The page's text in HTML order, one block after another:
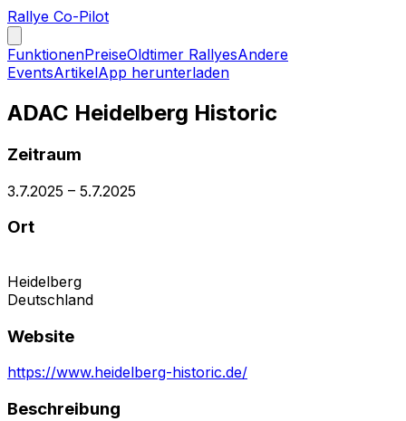
Rallye Co-Pilot
FunktionenPreiseOldtimer RallyesAndere
EventsArtikelApp herunterladen
ADAC Heidelberg Historic
Zeitraum
3.7.2025 – 5.7.2025
Ort
Heidelberg
Deutschland
Website
https://www.heidelberg-historic.de/
Beschreibung